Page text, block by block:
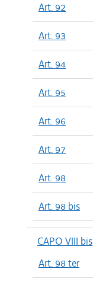
Art. 92
Art. 93
Art. 94
Art. 95
Art. 96
Art. 97
Art. 98
Art. 98 bis
CAPO VIII bis
Art. 98 ter